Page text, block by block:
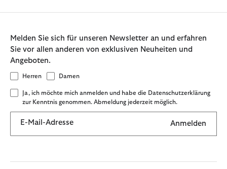
Melden Sie sich für unseren Newsletter an und erfahren
Sie vor allen anderen von exklusiven Neuheiten und
Angeboten.
Herren Damen
Ja, ich möchte mich anmelden und habe die Datenschutzerklärung
zur Kenntnis genommen. Abmeldung jederzeit möglich.
E-Mail-Adresse Anmelden